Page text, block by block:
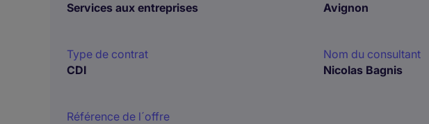
Services aux entreprises
Avignon
Type de contrat
CDI
Nom du consultant
Nicolas Bagnis
Référence de l´offre